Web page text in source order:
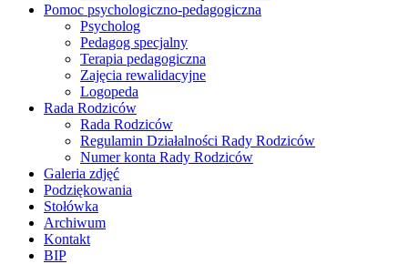
Pomoc psychologiczno-pedagogiczna
Psycholog
Pedagog specjalny
Terapia pedagogiczna
Zajęcia rewalidacyjne
Logopeda
Rada Rodziców
Rada Rodziców
Regulamin Działalności Rady Rodziców
Numer konta Rady Rodziców
Galeria zdjęć
Podziękowania
Stołówka
Archiwum
Kontakt
BIP